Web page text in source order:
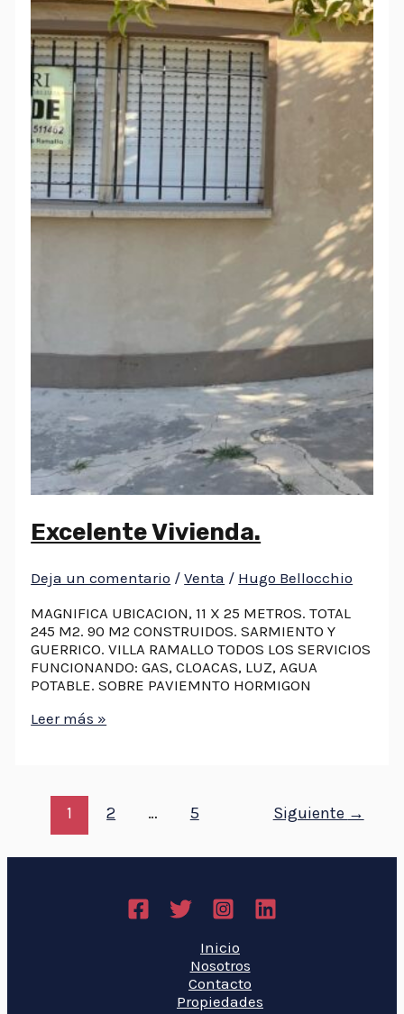
Excelente Vivienda.
Deja un comentario /Venta / Hugo Bellocchio
MAGNIFICA UBICACION, 11 X 25 METROS. TOTAL
245 M2. 90 M2 CONSTRUIDOS. SARMIENTO Y
GUERRICO. VILLA RAMALLO TODOS LOS SERVICIOS
FUNCIONANDO: GAS, CLOACAS, LUZ, AGUA
POTABLE. SOBRE PAVIEMNTO HORMIGON
Leer más »
1 2 … 5 Siguiente →
Inicio
Nosotros
Contacto
Propiedades